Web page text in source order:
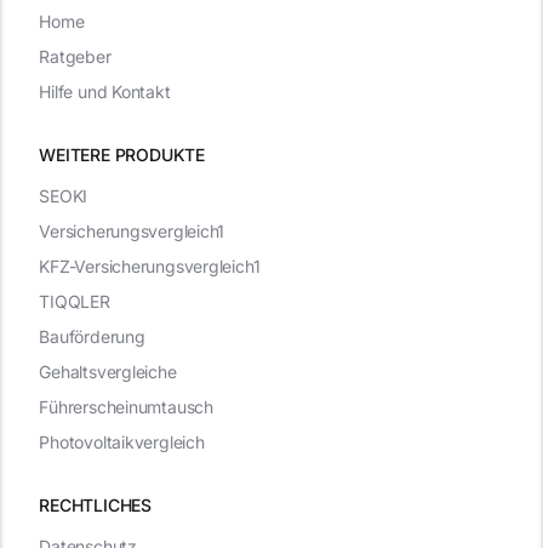
WEITERE PRODUKTE
RECHTLICHES
SEOKI
Versicherungsvergleich1
KFZ-Versicherungsvergleich1
TIQQLER
Bauförderung
Gehaltsvergleiche
Führerscheinumtausch
Photovoltaikvergleich
Home
Ratgeber
Hilfe und Kontakt